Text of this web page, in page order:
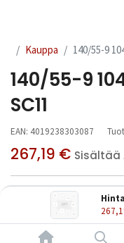
Kauppa 140/55-9
140/55-9
SC11
EAN: 4019238303087
267,19 € Sisältää
Toimittajilla
Toimitusaika:
3